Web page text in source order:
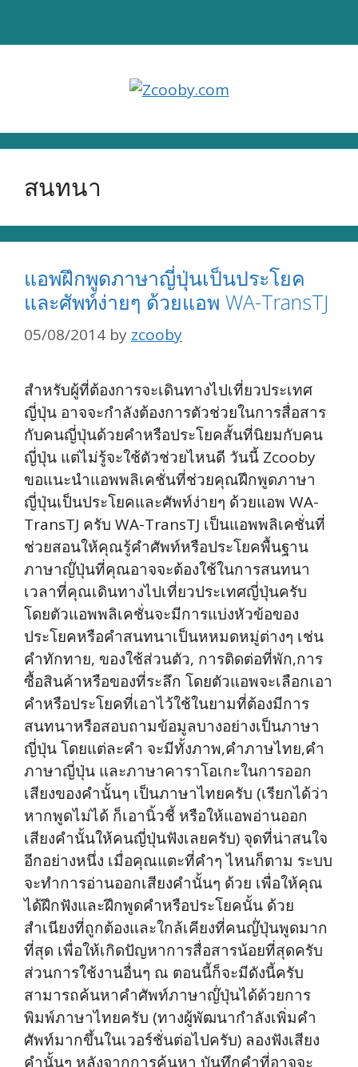
สนทนา
แอพฝึกพูดภาษาญี่ปุ่นเป็นประโยค
และศัพท์ง่ายๆ ด้วยแอพ WA-TransTJ
05/08/2014 by zcooby
สำหรับผู้ที่ต้องการจะเดินทางไปเที่ยวประเทศ
ญี่ปุ่น อาจจะกำลังต้องการตัวช่วยในการสื่อสาร
กับคนญี่ปุ่นด้วยคำหรือประโยคสั้นที่นิยมกับคน
ญี่ปุ่น แต่ไม่รู้จะใช้ตัวช่วยไหนดี วันนี้ Zcooby
ขอแนะนำแอพพลิเคชั่นที่ช่วยคุณฝึกพูดภาษา
ญี่ปุ่นเป็นประโยคและศัพท์ง่ายๆ ด้วยแอพ WA-
TransTJ ครับ WA-TransTJ เป็นแอพพลิเคชั่นที่
ช่วยสอนให้คุณรู้คำศัพท์หรือประโยคพื้นฐาน
ภาษาญ๊่ปุ่นที่คุณอาจจะต้องใช้ในการสนทนา
เวลาที่คุณเดินทางไปเที่ยวประเทศญี่ปุ่นครับ
โดยตัวแอพพลิเคชั่นจะมีการแบ่งหัวข้อของ
ประโยคหรือคำสนทนาเป็นหหมดหมู่ต่างๆ เช่น
คำทักทาย, ของใช้ส่วนตัว, การติดต่อที่พัก,การ
ซื้อสินค้าหรือของที่ระลึก โดยตัวแอพจะเลือกเอา
คำหรือประโยคที่เอาไว้ใช้ในยามที่ต้องมีการ
สนทนาหรือสอบถามข้อมูลบางอย่างเป็นภาษา
ญี่ปุ่น โดยแต่ละคำ จะมีทั้งภาพ,คำภาษไทย,คำ
ภาษาญี่ปุ่น และภาษาคาราโอเกะในการออก
เสียงของคำนั้นๆ เป็นภาษาไทยครับ (เรียกได้ว่า
หากพูดไม่ได้ ก็เอานิ้วชี้ หรือให้แอพอ่านออก
เสียงคำนั้นให้คนญี่ปุ่นฟังเลยครับ) จุดที่น่าสนใจ
อีกอย่างหนึ่ง เมื่อคุณแตะที่คำๆ ไหนก็ตาม ระบบ
จะทำการอ่านออกเสียงคำนั้นๆ ด้วย เพื่อให้คุณ
ได้ฝึกฟังและฝึกพูดคำหรือประโยคนั้น ด้วย
สำเนียงที่ถูกต้องและใกล้เคียงที่คนญ๊่ปุ่นพูดมาก
ที่สุด เพื่อให้เกิดปัญหาการสื่อสารน้อยที่สุดครับ
ส่วนการใช้งานอื่นๆ ณ ตอนนี้ก็จะมีดังนี้ครับ
สามารถค้นหาคำศัพท์ภาษาญ๊่ปุ่นได้ด้วยการ
พิมพ์ภาษาไทยครับ (ทางผู้พัฒนากำลังเพิ่มคำ
ศัพท์มากขึ้นในเวอร์ชั่นต่อไปครับ) ลองฟังเสียง
คำนั้นๆ หลังจากการค้นหา บันทึกคำที่อาจจะ